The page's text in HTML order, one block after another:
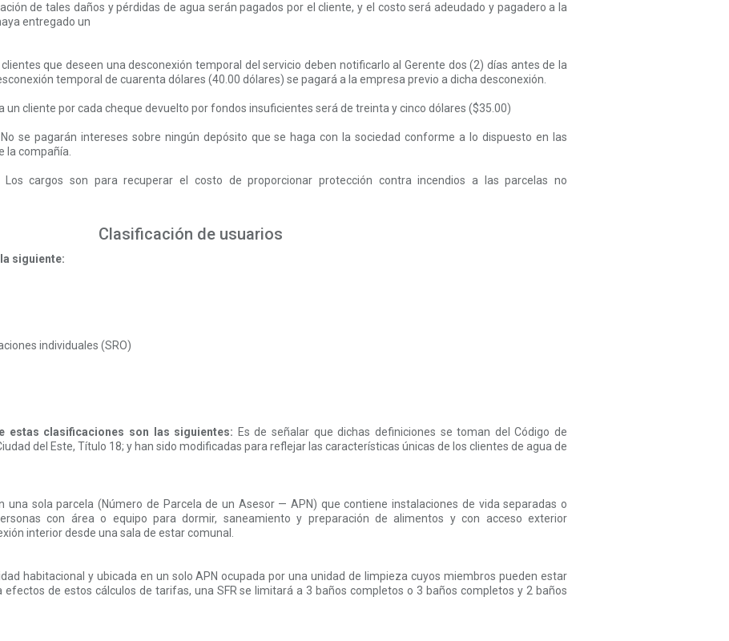
de tales daños y pérdidas de agua serán pagados por el cliente, y el costo será adeudado y pagadero a la
entregado un
clientes que deseen una desconexión temporal del servicio deben notificarlo al Gerente dos (2) días antes de la
temporal de cuarenta dólares (40.00 dólares) se pagará a la empresa previo a dicha desconexión.
un cliente por cada cheque devuelto por fondos insuficientes será de treinta y cinco dólares ($35.00)
No se pagarán intereses sobre ningún depósito que se haga con la sociedad conforme a lo dispuesto en las
la compañía.
Los cargos son para recuperar el costo de proporcionar protección contra incendios a las parcelas no
Clasificación de usuarios
siguiente:
individuales (SRO)
estas clasificaciones son las siguientes: Es de señalar que dichas definiciones se toman del Código de
del Este, Título 18; y han sido modificadas para reflejar las características únicas de los clientes de agua de
una sola parcela (Número de Parcela de un Asesor — APN) que contiene instalaciones de vida separadas o
con área o equipo para dormir, saneamiento y preparación de alimentos y con acceso exterior
interior desde una sala de estar comunal.
habitacional y ubicada en un solo APN ocupada por una unidad de limpieza cuyos miembros pueden estar
efectos de estos cálculos de tarifas, una SFR se limitará a 3 baños completos o 3 baños completos y 2 baños